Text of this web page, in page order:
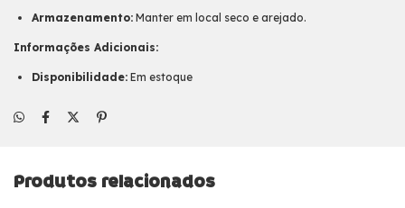
Armazenamento: Manter em local seco e arejado.
Informações Adicionais:
Disponibilidade: Em estoque
Produtos relacionados